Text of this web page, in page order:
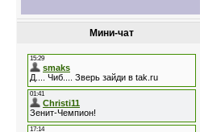
Мини-чат